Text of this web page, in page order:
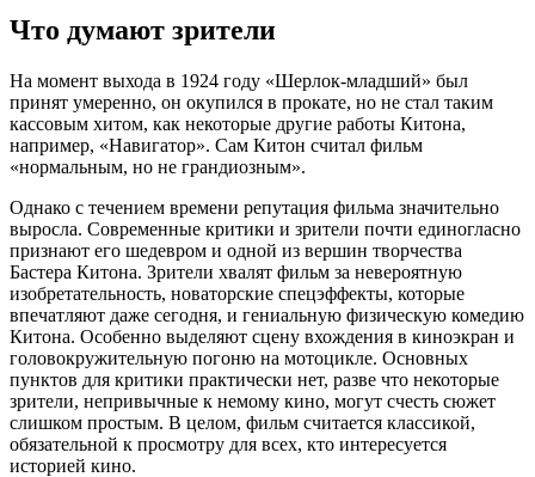
Что думают зрители
На момент выхода в 1924 году «Шерлок-младший» был
принят умеренно, он окупился в прокате, но не стал таким
кассовым хитом, как некоторые другие работы Китона,
например, «Навигатор». Сам Китон считал фильм
«нормальным, но не грандиозным».
Однако с течением времени репутация фильма значительно
выросла. Современные критики и зрители почти единогласно
признают его шедевром и одной из вершин творчества
Бастера Китона. Зрители хвалят фильм за невероятную
изобретательность, новаторские спецэффекты, которые
впечатляют даже сегодня, и гениальную физическую комедию
Китона. Особенно выделяют сцену вхождения в киноэкран и
головокружительную погоню на мотоцикле. Основных
пунктов для критики практически нет, разве что некоторые
зрители, непривычные к немому кино, могут счесть сюжет
слишком простым. В целом, фильм считается классикой,
обязательной к просмотру для всех, кто интересуется
историей кино.